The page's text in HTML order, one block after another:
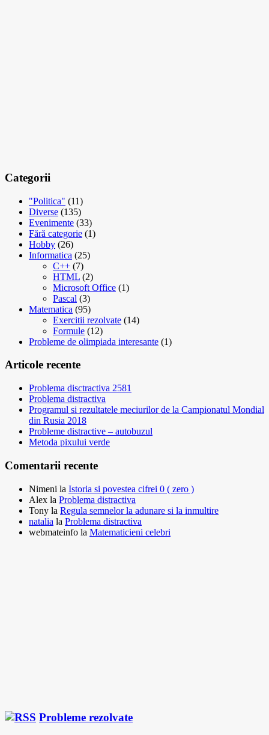
Categorii
"Politica" (11)
Diverse (135)
Evenimente (33)
Fără categorie (1)
Hobby (26)
Informatica (25)
C++ (7)
HTML (2)
Microsoft Office (1)
Pascal (3)
Matematica (95)
Exercitii rezolvate (14)
Formule (12)
Probleme de olimpiada interesante (1)
Articole recente
Problema disctractiva 2581
Problema distractiva
Programul si rezultatele meciurilor de la Campionatul Mondial
din Rusia 2018
Probleme distractive – autobuzul
Metoda pixului verde
Comentarii recente
Nimeni la Istoria si povestea cifrei 0 ( zero )
Alex la Problema distractiva
Tony la Regula semnelor la adunare si la inmultire
natalia la Problema distractiva
webmateinfo la Matematicieni celebri
Probleme rezolvate